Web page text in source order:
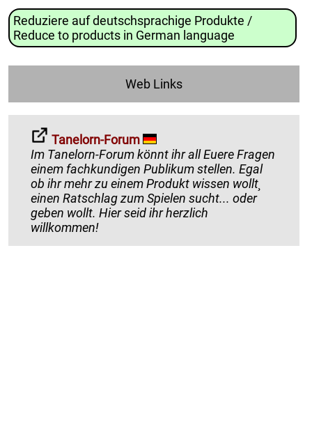
Reduziere auf deutschsprachige Produkte /
Reduce to products in German language
Web Links
Tanelorn-Forum
Im Tanelorn-Forum könnt ihr all Euere Fragen
einem fachkundigen Publikum stellen. Egal
ob ihr mehr zu einem Produkt wissen wollt¸
einen Ratschlag zum Spielen sucht... oder
geben wollt. Hier seid ihr herzlich
willkommen!